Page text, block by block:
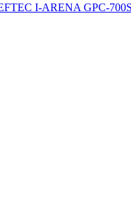
I-ARENA GPC-